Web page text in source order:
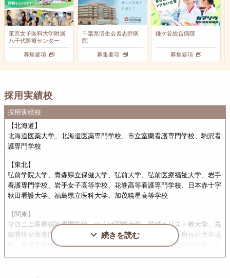
東京女子医科大学附属
八千代医療センター
募集要項
千葉県済生会習志野病
院
募集要項
鎌ケ谷総合病院
募集要項
採用実績校
採用実績校
【北海道】
北海道医薬大学、北海道医薬専門学校、市立室蘭看護専門学校、駒沢看
護専門学校
【東北】
弘前学院大学、青森県立保健大学、弘前大学、弘前医療福祉大学、岩手
看護専門学校、岩手女子高等学校、花巻高等看護専門学校、日本赤十字
秋田看護大学、福島県立医科大学、加茂暁星高等学校
【関東】
マロニエ医療福祉専門学校、つくば国際大学、茨城キリスト教大学、晃
陽看護栄養専門学校、了徳寺大学、千葉科学大学、国際医療福祉大学成
田、帝京平成大学、城西国際大学、武蔵野大学、人間総合科学大学、日
続きを読む